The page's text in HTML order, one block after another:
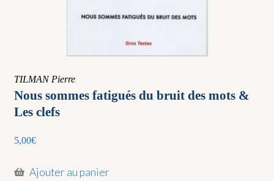
TILMAN Pierre
Nous sommes fatigués du bruit des mots &
Les clefs
5,00€
Ajouter au panier